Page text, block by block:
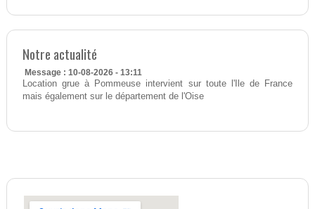
Notre actualité
Message : 10-08-2026 - 13:11
Location grue à Pommeuse intervient sur toute l'Ile de France
mais également sur le département de l'Oise